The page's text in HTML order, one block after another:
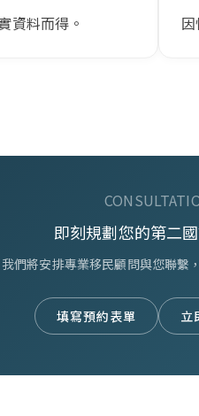
資料而得。
即刻規劃您的第二
我們將安排專業移民顧問與您聯繫
填寫預約表單 立